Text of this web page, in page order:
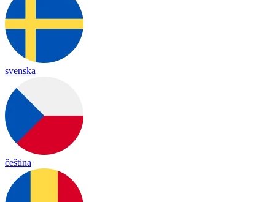
svenska
čeština